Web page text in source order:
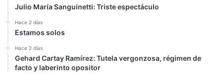
Julio María Sanguinetti: Triste espectáculo
Hace 2 días
Estamos solos
Hace 2 días
Gehard Cartay Ramírez: Tutela vergonzosa, régimen de
facto y laberinto opositor